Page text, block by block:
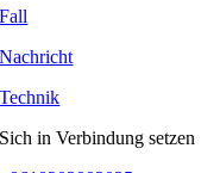
Fall
Nachricht
Technik
Sich in Verbindung setzen